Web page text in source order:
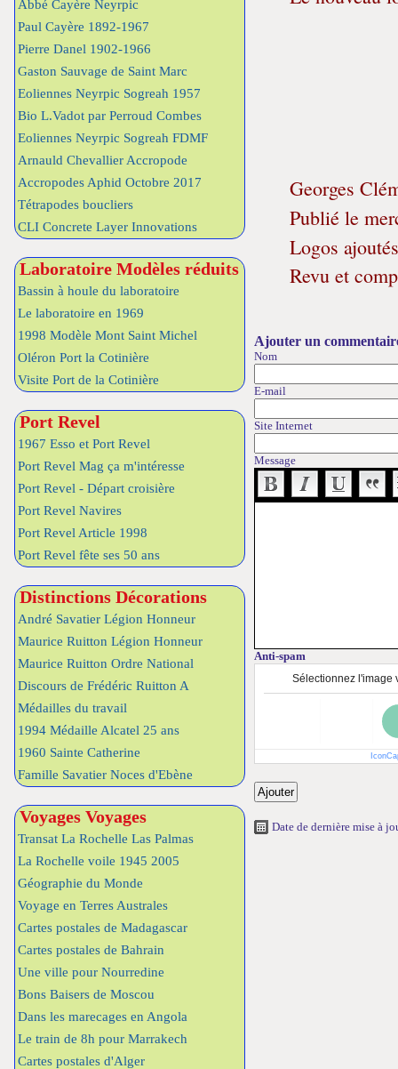
Abbé Cayère Neyrpic
Paul Cayère 1892-1967
Pierre Danel 1902-1966
Gaston Sauvage de Saint Marc
Eoliennes Neyrpic Sogreah 1957
Bio L.Vadot par Perroud Combes
Eoliennes Neyrpic Sogreah FDMF
Arnauld Chevallier Accropode
Accropodes Aphid Octobre 2017
Tétrapodes boucliers
CLI Concrete Layer Innovations
Laboratoire Modèles réduits
Bassin à houle du laboratoire
Le laboratoire en 1969
1998 Modèle Mont Saint Michel
Oléron Port la Cotinière
Visite Port de la Cotinière
Port Revel
1967 Esso et Port Revel
Port Revel Mag ça m'intéresse
Port Revel - Départ croisière
Port Revel Navires
Port Revel Article 1998
Port Revel fête ses 50 ans
Distinctions Décorations
André Savatier Légion Honneur
Maurice Ruitton Légion Honneur
Maurice Ruitton Ordre National
Discours de Frédéric Ruitton A
Médailles du travail
1994 Médaille Alcatel 25 ans
1960 Sainte Catherine
Famille Savatier Noces d'Ebène
Voyages Voyages
Transat La Rochelle Las Palmas
La Rochelle voile 1945 2005
Géographie du Monde
Voyage en Terres Australes
Cartes postales de Madagascar
Cartes postales de Bahrain
Une ville pour Nourredine
Bons Baisers de Moscou
Dans les marecages en Angola
Le train de 8h pour Marrakech
Cartes postales d'Alger
Georges
Publié le
Logos
Revu et
Ajouter un
Nom
E-mail
Site Internet
Message
Anti-spam
Sélectionnez l'image
Date de dernière mise à